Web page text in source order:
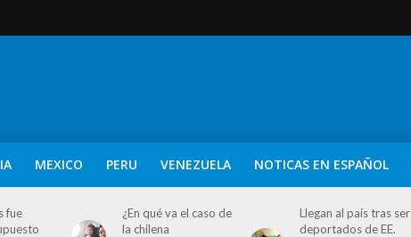
MEXICO PERU VENEZUELA NOTICAS EN ESPAÑOL
fue
¿En qué va el caso de
la chilena
Llegan al país tras ser
deportados de EE.